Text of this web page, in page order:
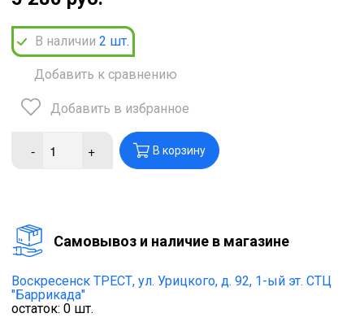
В наличии 2 шт.
Добавить к сравнению
Добавить в избранное
- + В корзину
Cамовывоз и наличие в магазине
Воскресенск ТРЕСТ, ул. Урицкого, д. 92, 1-ый эт. СТЦ
"Баррикада"
остаток: 0 шт.